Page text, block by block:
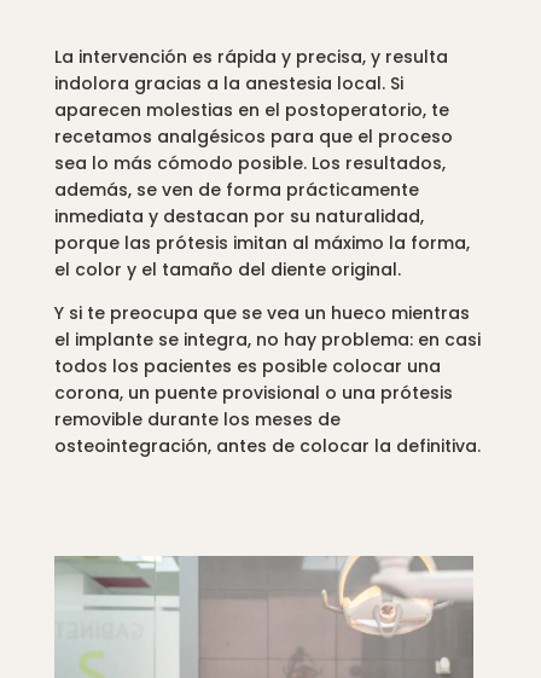
La intervención es rápida y precisa, y resulta
indolora gracias a la anestesia local. Si
aparecen molestias en el postoperatorio, te
recetamos analgésicos para que el proceso
sea lo más cómodo posible. Los resultados,
además, se ven de forma prácticamente
inmediata y destacan por su naturalidad,
porque las prótesis imitan al máximo la forma,
el color y el tamaño del diente original.
Y si te preocupa que se vea un hueco mientras
el implante se integra, no hay problema: en casi
todos los pacientes es posible colocar una
corona, un puente provisional o una prótesis
removible durante los meses de
osteointegración, antes de colocar la definitiva.